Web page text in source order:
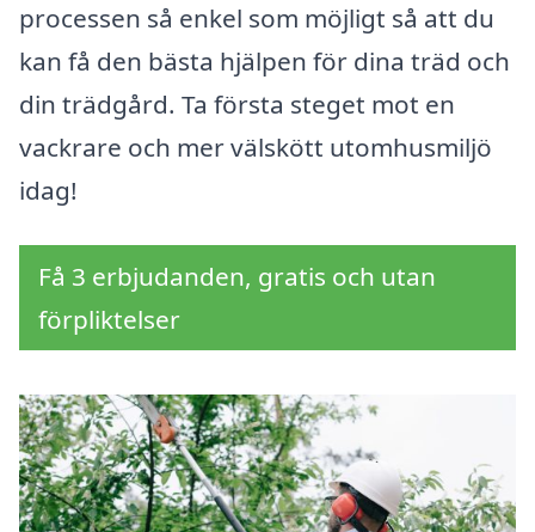
processen så enkel som möjligt så att du
kan få den bästa hjälpen för dina träd och
din trädgård. Ta första steget mot en
vackrare och mer välskött utomhusmiljö
idag!
Få 3 erbjudanden, gratis och utan
förpliktelser